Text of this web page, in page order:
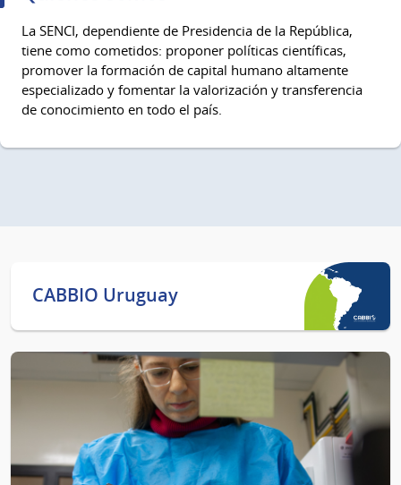
La SENCI, dependiente de Presidencia de la República,
tiene como cometidos: proponer políticas científicas,
promover la formación de capital humano altamente
especializado y fomentar la valorización y transferencia
de conocimiento en todo el país.
CABBIO Uruguay